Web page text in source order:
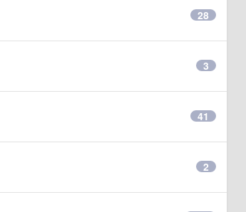
28
3
41
2